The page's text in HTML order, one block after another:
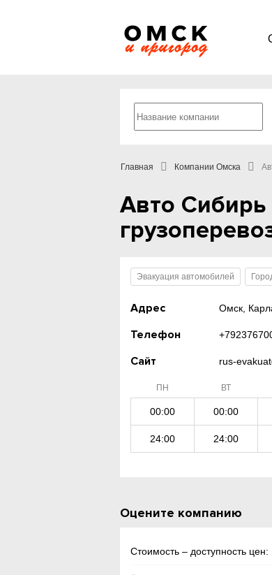
Главная Компании Омска
Авто Сибирь
Эвакуация автомобилей
Адрес Омск,
Телефон
Сайт rus-
ПН ВТ
00:00 00:00
24:00 24:00
Оцените компанию
Стоимость – доступность цен: